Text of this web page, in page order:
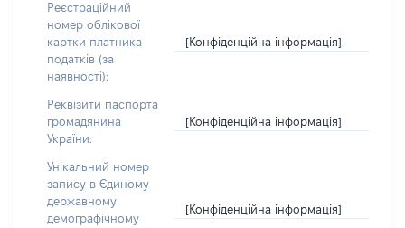
Реєстраційний
номер облікової
картки платника
податків (за
наявності):
[Конфіденційна інформація]
Реквізити паспорта
громадянина
України:
[Конфіденційна інформація]
Унікальний номер
запису в Єдиному
державному
демографічному
[Конфіденційна інформація]